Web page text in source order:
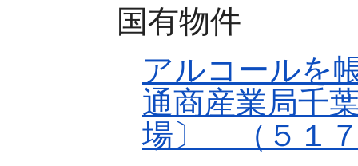
国有物件
アルコールを
通商産業局千
場〕 （５１